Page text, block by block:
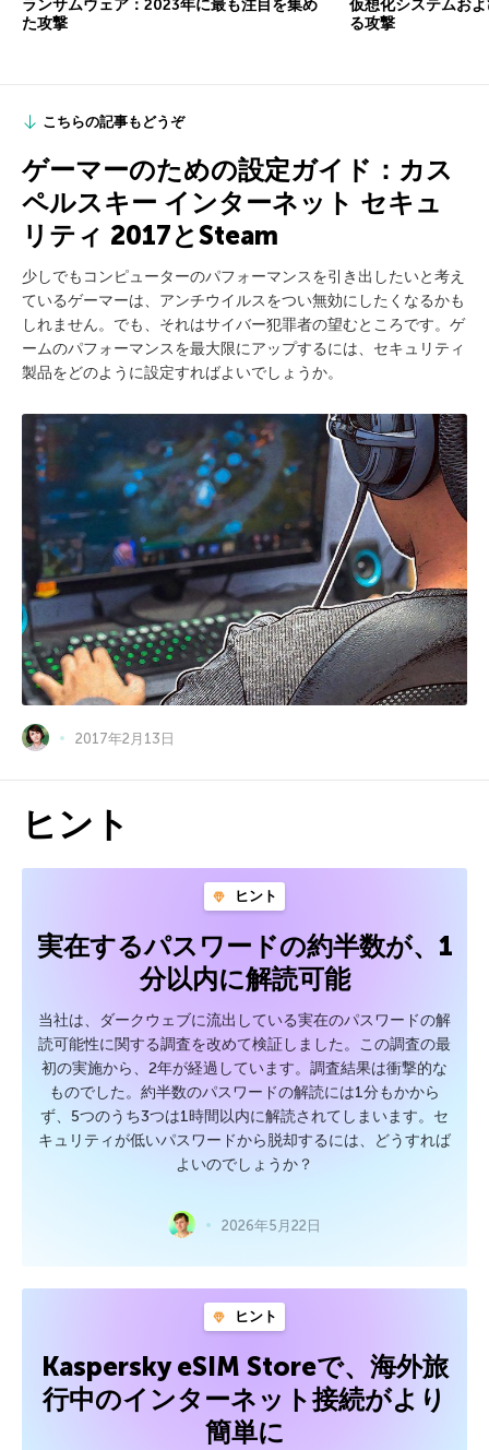
ランサムウェア：2023年に最も注目を集め
た攻撃
仮想化システムお
る攻撃
こちらの記事もどうぞ
ゲーマーのための設定ガイド：カス
ペルスキー インターネット セキュ
リティ 2017とSteam
少しでもコンピューターのパフォーマンスを引き出したいと考え
ているゲーマーは、アンチウイルスをつい無効にしたくなるかも
しれません。でも、それはサイバー犯罪者の望むところです。ゲ
ームのパフォーマンスを最大限にアップするには、セキュリティ
製品をどのように設定すればよいでしょうか。
2017年2月13日
ヒント
ヒント
実在するパスワードの約半数が、1
分以内に解読可能
当社は、ダークウェブに流出している実在のパスワードの解
読可能性に関する調査を改めて検証しました。この調査の最
初の実施から、2年が経過しています。調査結果は衝撃的な
ものでした。約半数のパスワードの解読には1分もかから
ず、5つのうち3つは1時間以内に解読されてしまいます。セ
キュリティが低いパスワードから脱却するには、どうすれば
よいのでしょうか？
2026年5月22日
ヒント
Kaspersky eSIM Storeで、海外旅
行中のインターネット接続がより
簡単に